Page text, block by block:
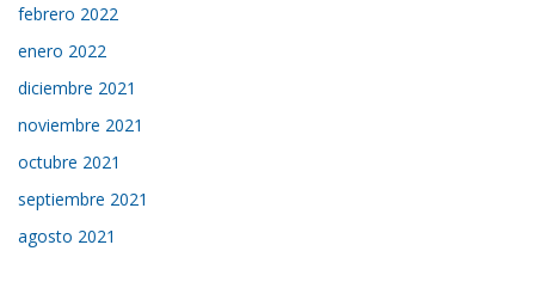
febrero 2022
enero 2022
diciembre 2021
noviembre 2021
octubre 2021
septiembre 2021
agosto 2021